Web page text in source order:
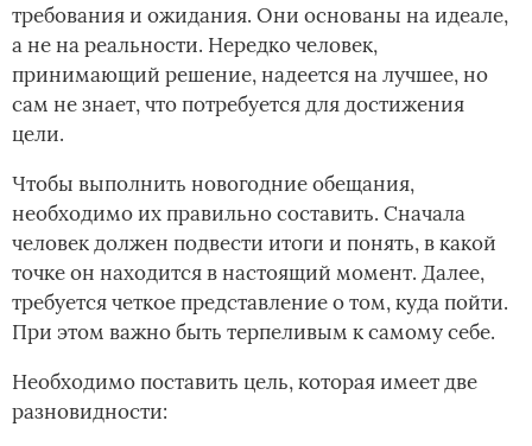
требования и ожидания. Они основаны на идеале,
а не на реальности. Нередко человек,
принимающий решение, надеется на лучшее, но
сам не знает, что потребуется для достижения
цели.
Чтобы выполнить новогодние обещания,
необходимо их правильно составить. Сначала
человек должен подвести итоги и понять, в какой
точке он находится в настоящий момент. Далее,
требуется четкое представление о том, куда пойти.
При этом важно быть терпеливым к самому себе.
Необходимо поставить цель, которая имеет две
разновидности: